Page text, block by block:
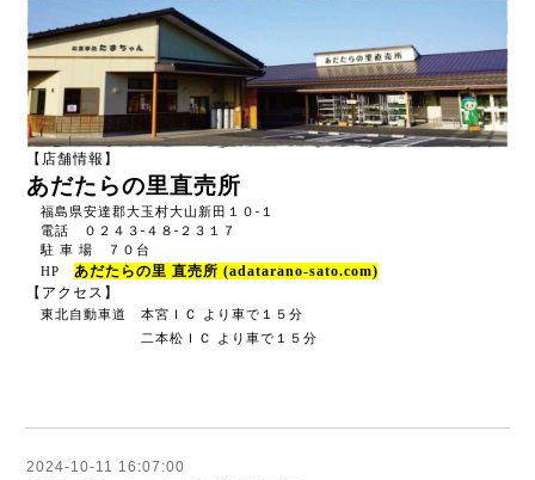
【店舗情報】
あだたらの里直売所
福島県安達郡大玉村大山新田１０-１
電話 ０２４３-４８-２３１７
駐 車 場 ７０台
HP
あだたらの里 直売所 (adatarano-sato.com)
【アクセス】
東北自動車道 本宮ＩＣ より車で１５分
二本松ＩＣ より車で１５分
2024-10-11 16:07:00